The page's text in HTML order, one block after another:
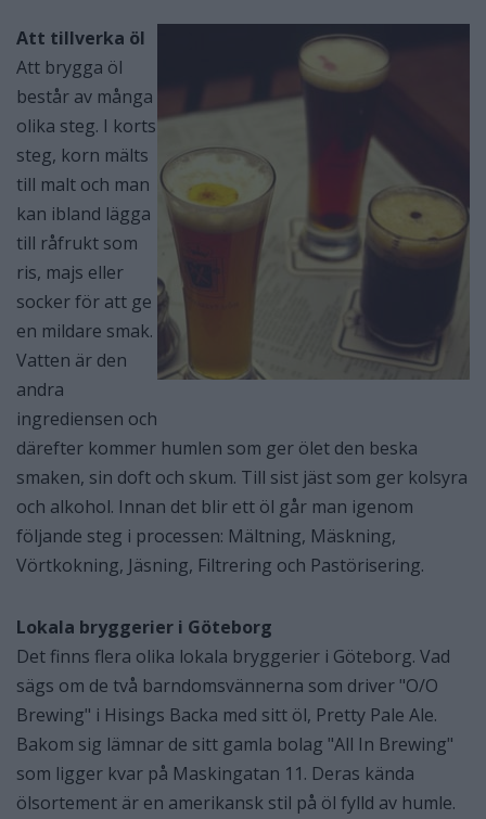
Att tillverka öl
Att brygga öl
består av många
olika steg. I korts
steg, korn mälts
till malt och man
kan ibland lägga
till råfrukt som
ris, majs eller
socker för att ge
en mildare smak.
Vatten är den
andra
ingrediensen och
därefter kommer humlen som ger ölet den beska
smaken, sin doft och skum. Till sist jäst som ger kolsyra
och alkohol. Innan det blir ett öl går man igenom
följande steg i processen: Mältning, Mäskning,
Vörtkokning, Jäsning, Filtrering och Pastörisering.
Lokala bryggerier i Göteborg
Det finns flera olika lokala bryggerier i Göteborg. Vad
sägs om de två barndomsvännerna som driver "O/O
Brewing" i Hisings Backa med sitt öl, Pretty Pale Ale.
Bakom sig lämnar de sitt gamla bolag "All In Brewing"
som ligger kvar på Maskingatan 11. Deras kända
ölsortement är en amerikansk stil på öl fylld av humle.